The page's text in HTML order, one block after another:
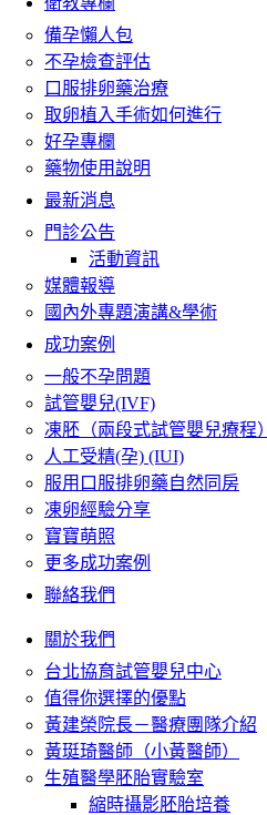
備孕懶人包
不孕檢查評估
口服排卵藥治療
取卵植入手術如何進行
好孕專欄
藥物使用說明
最新消息
門診公告
活動資訊
媒體報導
國內外專題演講&學術
成功案例
一般不孕問題
試管嬰兒(IVF)
凍胚（兩段式試管嬰兒療程）
人工受精(孕) (IUI)
服用口服排卵藥自然同房
凍卵經驗分享
寶寶萌照
更多成功案例
聯絡我們
關於我們
台北協育試管嬰兒中心
值得你選擇的優點
黃建榮院長－醫療團隊介紹
黃珽琦醫師（小黃醫師）
生殖醫學胚胎實驗室
縮時攝影胚胎培養